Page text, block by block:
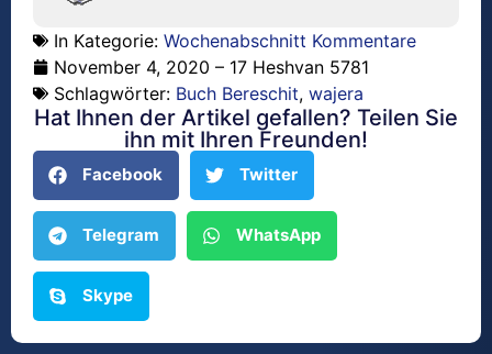
In Kategorie: Wochenabschnitt Kommentare
November 4, 2020 – 17 Heshvan 5781
Schlagwörter: Buch Bereschit, wajera
Hat Ihnen der Artikel gefallen? Teilen Sie
ihn mit Ihren Freunden!
Facebook Twitter
Telegram WhatsApp
Skype